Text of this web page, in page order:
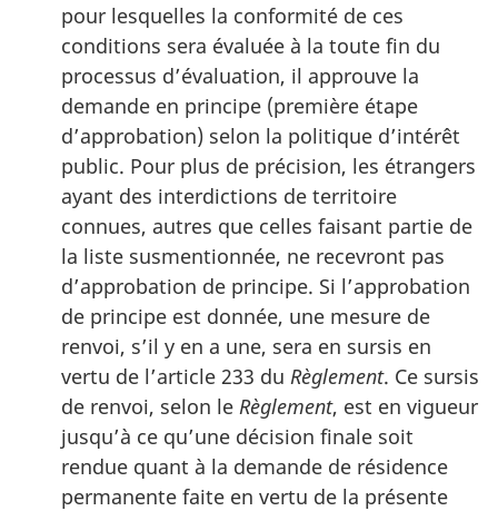
pour lesquelles la conformité de ces
conditions sera évaluée à la toute fin du
processus d’évaluation, il approuve la
demande en principe (première étape
d’approbation) selon la politique d’intérêt
public. Pour plus de précision, les étrangers
ayant des interdictions de territoire
connues, autres que celles faisant partie de
la liste susmentionnée, ne recevront pas
d’approbation de principe. Si l’approbation
de principe est donnée, une mesure de
renvoi, s’il y en a une, sera en sursis en
vertu de l’article 233 du Règlement. Ce sursis
de renvoi, selon le Règlement, est en vigueur
jusqu’à ce qu’une décision finale soit
rendue quant à la demande de résidence
permanente faite en vertu de la présente